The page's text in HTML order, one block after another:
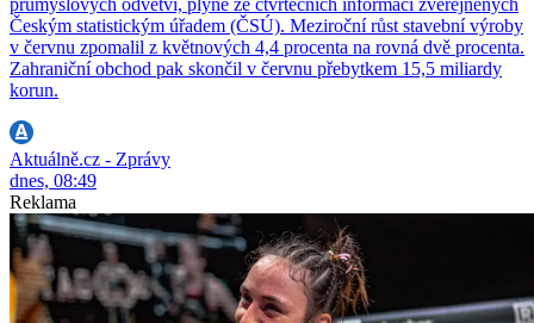
Českým statistickým úřadem (ČSÚ). Meziroční růst stavební výroby
v červnu zpomalil z květnových 4,4 procenta na rovná dvě procenta.
Zahraniční obchod pak skončil v červnu přebytkem 15,5 miliardy
korun.
Aktuálně.cz - Zprávy
dnes, 08:49
Reklama